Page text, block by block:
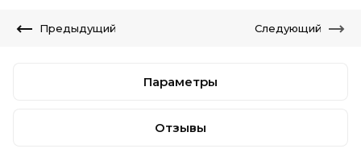
Предыдущий Следующий
Параметры
Отзывы